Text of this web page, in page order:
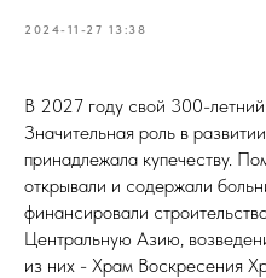
2024-11-27 13:38
В 2027 году свой 300-
Значительная роль в
принадлежала купечеству.
открывали и содержали
финансировали
Центральную Азию,
из них - Храм Воскресения